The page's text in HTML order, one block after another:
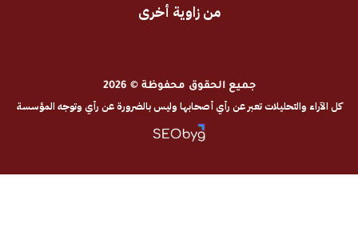
من زاوية أخرى
جميع الحقوق محفوظة © 2026
تعبر عن رأي أصحابها وليس بالضرورة عن رأي وتوجه المؤسسة